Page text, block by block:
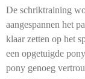
De schriktraining
aangespannen het
klaar zetten op het
een opgetuigde
pony genoeg